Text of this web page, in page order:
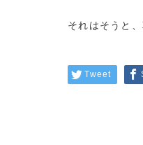
それはそうと
Tweet